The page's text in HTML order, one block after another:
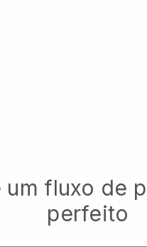
um fluxo de
perfeito